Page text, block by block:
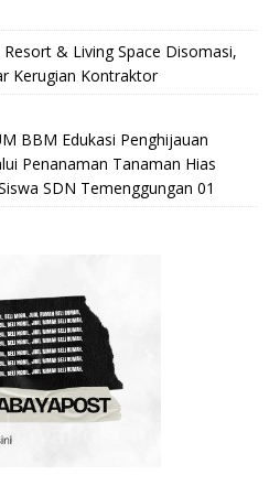
& Living Space Disomasi,
Kerugian Kontraktor
BBM Edukasi Penghijauan
Penanaman Tanaman Hias
SDN Temenggungan 01